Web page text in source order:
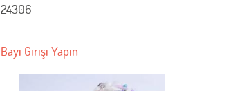
24306
Bayi Girişi Yapın